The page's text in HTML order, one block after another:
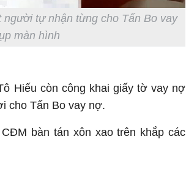
tự nhận từng cho Tấn Bo vay
màn hình
Hiếu còn công khai giấy tờ vay nợ
cho Tấn Bo vay nợ.
bàn tán xôn xao trên khắp các